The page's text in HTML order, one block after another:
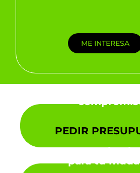
ME INTERESA
PEDIR
Encuentra aquí todo
para tu